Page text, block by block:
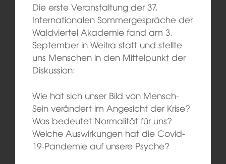
Die erste Veranstaltung der 37.
Internationalen Sommergespräche der
Waldviertel Akademie fand am 3.
September in Weitra statt und stellte
uns Menschen in den Mittelpunkt der
Diskussion:
Wie hat sich unser Bild von Mensch-
Sein verändert im Angesicht der Krise?
Was bedeutet Normalität für uns?
Welche Auswirkungen hat die Covid-
19-Pandemie auf unsere Psyche?